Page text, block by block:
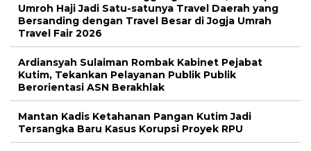
Umroh Haji Jadi Satu-satunya Travel Daerah yang
Bersanding dengan Travel Besar di Jogja Umrah
Travel Fair 2026
Ardiansyah Sulaiman Rombak Kabinet Pejabat
Kutim, Tekankan Pelayanan Publik Publik
Berorientasi ASN Berakhlak
Mantan Kadis Ketahanan Pangan Kutim Jadi
Tersangka Baru Kasus Korupsi Proyek RPU